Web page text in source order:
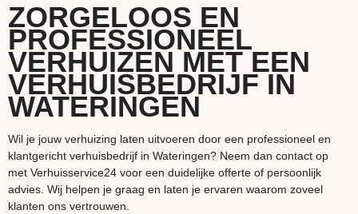
ZORGELOOS EN
PROFESSIONEEL
VERHUIZEN MET EEN
VERHUISBEDRIJF IN
WATERINGEN
Wil je jouw verhuizing laten uitvoeren door een professioneel en
klantgericht verhuisbedrijf in Wateringen? Neem dan contact op
met Verhuisservice24 voor een duidelijke offerte of persoonlijk
advies. Wij helpen je graag en laten je ervaren waarom zoveel
klanten ons vertrouwen.